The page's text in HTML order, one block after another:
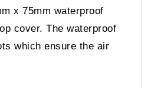
x 75mm waterproof
cover. The waterproof
which ensure the air